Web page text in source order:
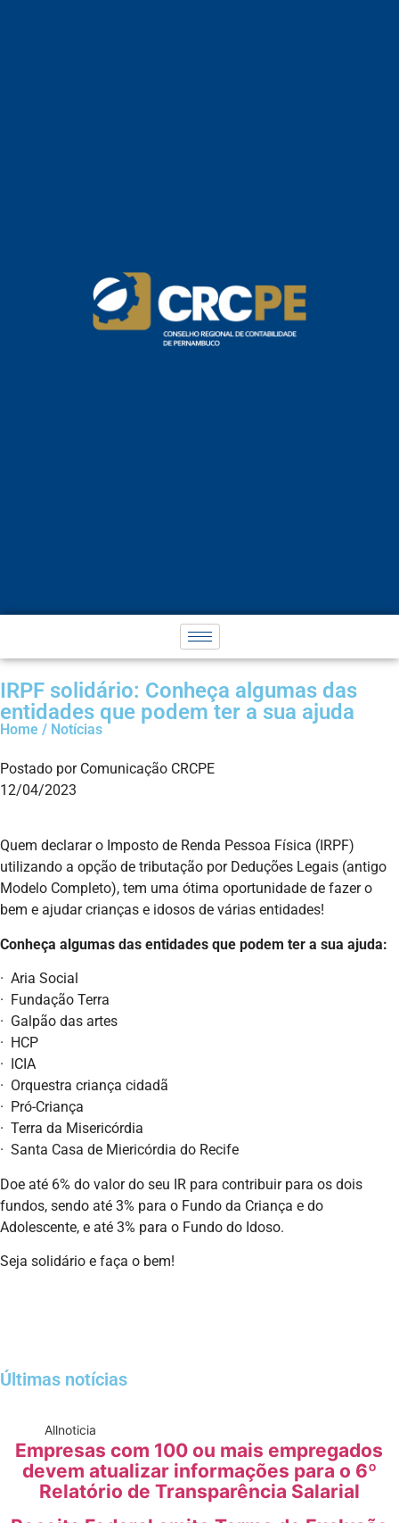
IRPF solidário: Conheça algumas das
entidades que podem ter a sua ajuda
Home / Notícias
Postado por Comunicação CRCPE
12/04/2023
Quem declarar o Imposto de Renda Pessoa Física (IRPF)
utilizando a opção de tributação por Deduções Legais (antigo
Modelo Completo), tem uma ótima oportunidade de fazer o
bem e ajudar crianças e idosos de várias entidades!
Conheça algumas das entidades que podem ter a sua ajuda:
· Aria Social
· Fundação Terra
· Galpão das artes
· HCP
· ICIA
· Orquestra criança cidadã
· Pró-Criança
· Terra da Misericórdia
· Santa Casa de Miericórdia do Recife
Doe até 6% do valor do seu IR para contribuir para os dois
fundos, sendo até 3% para o Fundo da Criança e do
Adolescente, e até 3% para o Fundo do Idoso.
Seja solidário e faça o bem!
Últimas notícias
Allnoticia
Empresas com 100 ou mais empregados
devem atualizar informações para o 6º
Relatório de Transparência Salarial